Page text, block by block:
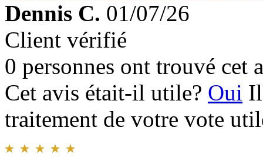
Dennis C. 01/07/26
Client vérifié
0 personnes ont trouvé cet
Cet avis était-il utile? Oui
traitement de votre vote